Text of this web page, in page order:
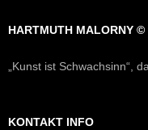
HARTMUTH MALORNY ©
„Kunst ist Schwachsinn“,
KONTAKT INFO